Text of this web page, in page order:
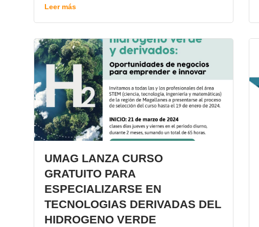
Leer más
UMAG LANZA CURSO
GRATUITO PARA
ESPECIALIZARSE EN
TECNOLOGIAS DERIVADAS DEL
HIDROGENO VERDE